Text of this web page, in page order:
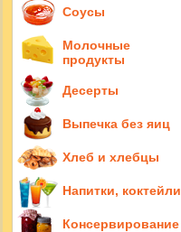
Соусы
Молочные
продукты
Десерты
Выпечка без яиц
Хлеб и хлебцы
Напитки, коктейли
Консервирование